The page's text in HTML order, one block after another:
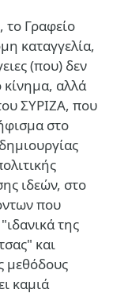
το Γραφείο
καταγγελία,
(που) δεν
κίνημα, αλλά
ΣΥΡΙΖΑ, που
στο
ιδεών, στο
που
της
και
μεθόδους
καμιά